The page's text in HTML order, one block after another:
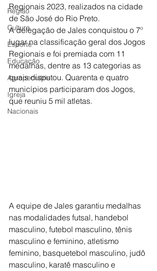
Região
Cultura
Esporte
Educação
Agropecuária
Igreja
Nacionais
Regionais 2023, realizados na cidade
de São José do Rio Preto.
A delegação de Jales conquistou o 7º
lugar na classificação geral dos Jogos
Regionais e foi premiada com 11
medalhas, dentre as 13 categorias as
quais disputou. Quarenta e quatro
municípios participaram dos Jogos,
que reuniu 5 mil atletas.
A equipe de Jales garantiu medalhas
nas modalidades futsal, handebol
masculino, futebol masculino, tênis
masculino e feminino, atletismo
feminino, basquetebol masculino, judô
masculino, karatê masculino e